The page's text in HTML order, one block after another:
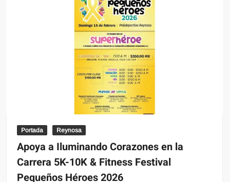
Portada Reynosa
Apoya a Iluminando Corazones en la
Carrera 5K-10K & Fitness Festival
Pequeños Héroes 2026